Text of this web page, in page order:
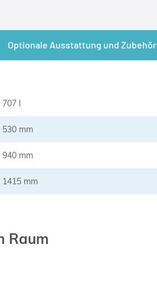
707 l
530 mm
940 mm
1415 mm
Raum
Optionale Ausstattung und Zubehör